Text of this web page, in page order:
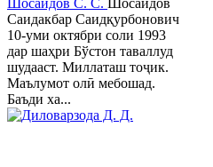
Саидакбар Саидқурбонович
10-уми октябри соли 1993
дар шаҳри Бўстон таваллуд
шудааст. Миллаташ тоҷик.
Маълумот олӣ мебошад.
Баъди ха...